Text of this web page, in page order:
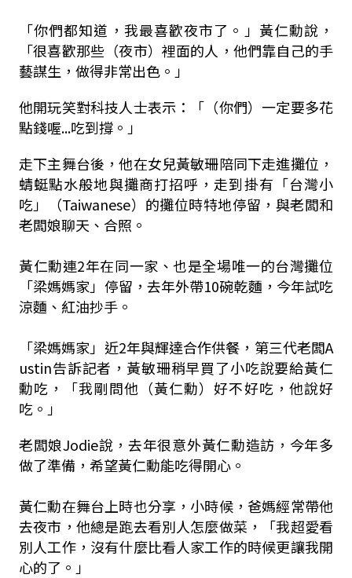
「你們都知道，我最喜歡夜市了。」黃仁勳說，
「很喜歡那些（夜市）裡面的人，他們靠自己的手
藝謀生，做得非常出色。」
他開玩笑對科技人士表示：「（你們）一定要多花
點錢喔...吃到撐。」
走下主舞台後，他在女兒黃敏珊陪同下走進攤位，
蜻蜓點水般地與攤商打招呼，走到掛有「台灣小
吃」（Taiwanese）的攤位時特地停留，與老闆和
老闆娘聊天、合照。
黃仁勳連2年在同一家、也是全場唯一的台灣攤位
「梁媽媽家」停留，去年外帶10碗乾麵，今年試吃
涼麵、紅油抄手。
「梁媽媽家」近2年與輝達合作供餐，第三代老闆A
ustin告訴記者，黃敏珊稍早買了小吃說要給黃仁
勳吃，「我剛問他（黃仁勳）好不好吃，他說好
吃。」
老闆娘Jodie說，去年很意外黃仁勳造訪，今年多
做了準備，希望黃仁勳能吃得開心。
黃仁勳在舞台上時也分享，小時候，爸媽經常帶他
去夜市，他總是跑去看別人怎麼做菜，「我超愛看
別人工作，沒有什麼比看人家工作的時候更讓我開
心的了。」